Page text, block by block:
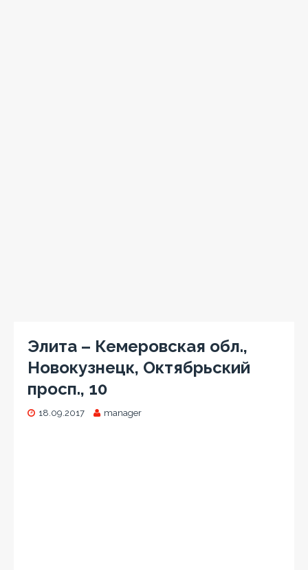
Элита – Кемеровская обл.,
Новокузнецк, Октябрьский
просп., 10
18.09.2017 manager